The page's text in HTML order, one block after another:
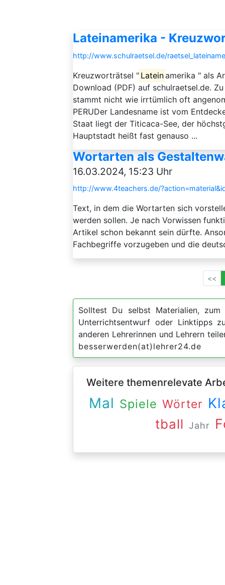
Lateinamerika -
http://www.schulraetsel.de/
Kreuzworträtsel " Lateinamerika " als
Download (PDF) auf schulraetsel.de.
stammt nicht wie irrtümlich oft
PERUDer Landesname ist vom
Staat liegt der Titicaca-See, der
Hauptstadt heißt fast genauso ...
Wortarten als
16.03.2024, 15:23 Uhr
http://www.4teachers.de/
Text, in dem die Wortarten sich
werden sollen. Je nach Vorwissen
Artikel schon bekannt sein dürfte.
Fachbegriffe vorzugeben und die
<<
Solltest Du selbst Materialien,
Unterrichtsentwurf oder Linktipps
anderen Lehrerinnen und Lehrern
besserwerden(at)lehrer24.de
Weitere themenrelevate
Mal Spiele Wörter
tball Jahr